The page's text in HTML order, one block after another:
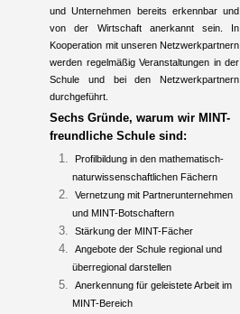
und Unternehmen bereits erkennbar und
von der Wirtschaft anerkannt sein. In
Kooperation mit unseren Netzwerkpartnern
werden regelmäßig Veranstaltungen in der
Schule und bei den Netzwerkpartnern
durchgeführt.
Sechs Gründe, warum wir MINT-
freundliche Schule sind:
Profilbildung in den mathematisch-
naturwissenschaftlichen Fächern
Vernetzung mit Partnerunternehmen
und MINT-Botschaftern
Stärkung der MINT-Fächer
Angebote der Schule regional und
überregional darstellen
Anerkennung für geleistete Arbeit im
MINT-Bereich